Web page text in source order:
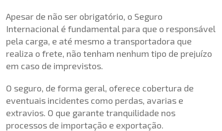
Apesar de não ser obrigatório, o Seguro
Internacional é fundamental para que o responsável
pela carga, e até mesmo a transportadora que
realiza o frete, não tenham nenhum tipo de prejuízo
em caso de imprevistos.
O seguro, de forma geral, oferece cobertura de
eventuais incidentes como perdas, avarias e
extravios. O que garante tranquilidade nos
processos de importação e exportação.